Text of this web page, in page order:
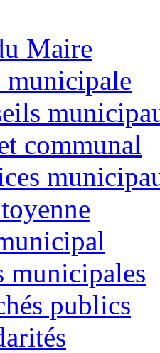
Maire
municipale
communal
municipales
publics